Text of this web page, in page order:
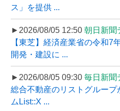
ス」を提供 ...
►2026/08/05 12:50 朝日新聞
【東芝】経済産業省の令和7
開発・建設に ...
►2026/08/05 09:30 毎日新聞
総合不動産のリストグルー
ムList::X ...